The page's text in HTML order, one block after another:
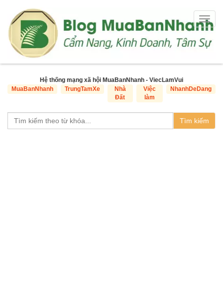
Hệ thống mạng xã hội MuaBanNhanh - ViecLamVui
MuaBanNhanh
TrungTamXe
Nhà
Đất
Việc
làm
NhanhDeDang
Tìm kiếm